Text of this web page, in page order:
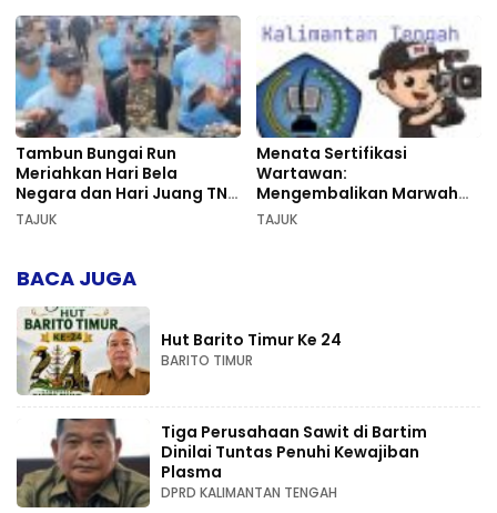
Tambun Bungai Run
Meriahkan Hari Bela
Negara dan Hari Juang TNI
AD di Palangka Raya
TAJUK
Menata Sertifikasi
Wartawan:
Mengembalikan Marwah
Pers dan Keadilan
TAJUK
BACA JUGA
Hut Barito Timur Ke 24
BARITO TIMUR
Tiga Perusahaan Sawit di Bartim
Dinilai Tuntas Penuhi Kewajiban
Plasma
DPRD KALIMANTAN TENGAH